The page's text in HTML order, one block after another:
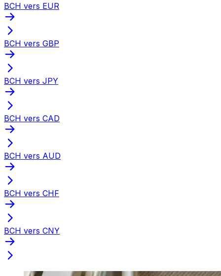
BCH vers EUR
BCH vers GBP
BCH vers JPY
BCH vers CAD
BCH vers AUD
BCH vers CHF
BCH vers CNY